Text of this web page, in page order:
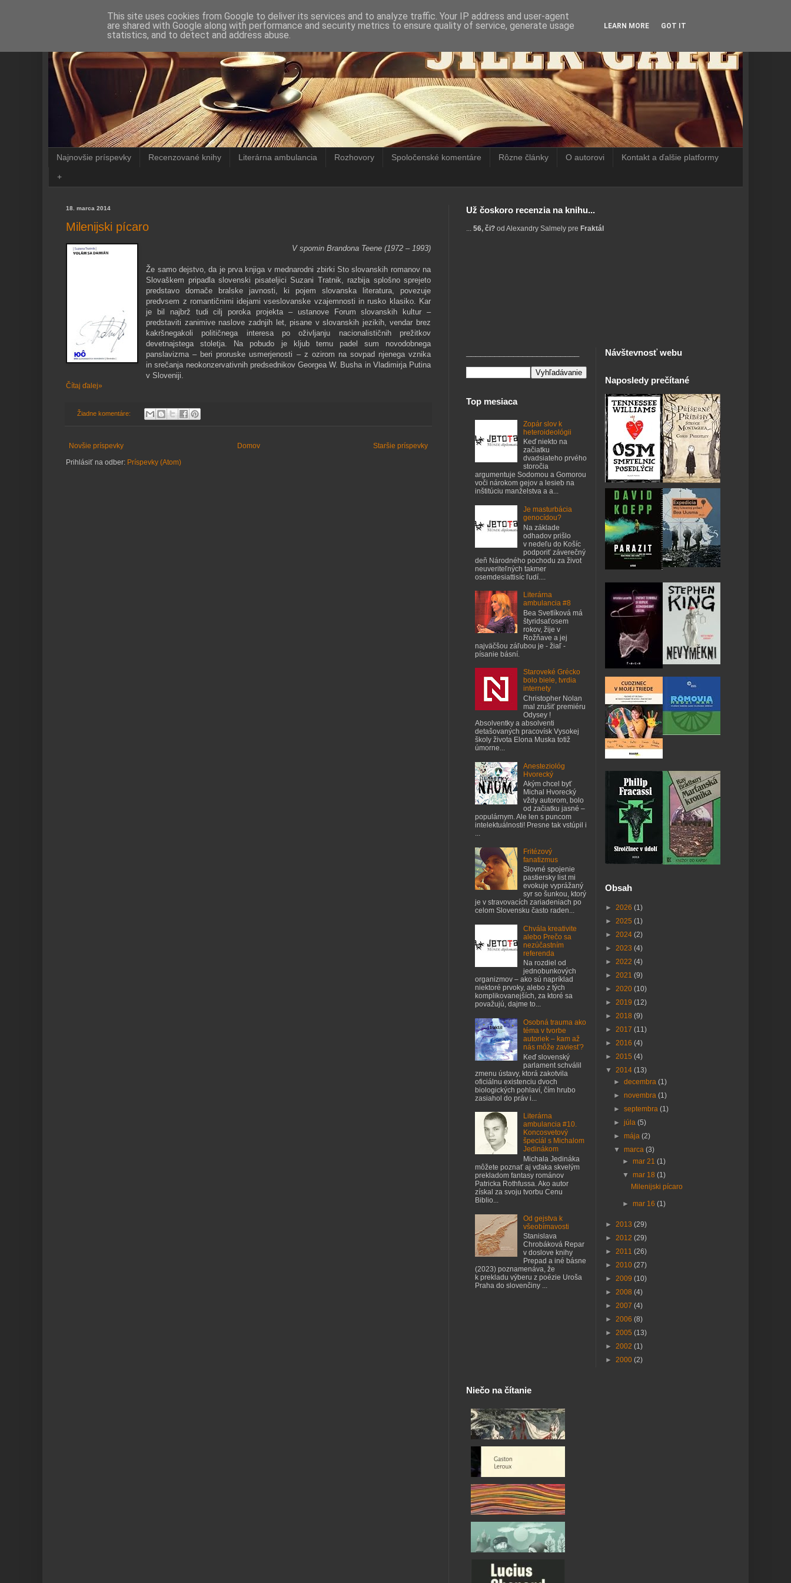
Najnovšie príspevky Recenzované knihy Literárna ambulancia Rozhovory Spoločenské komentáre Rôzne články O autorovi Kontakt a ďalšie platformy
+
18. marca 2014
Milenijski pícaro
V spomin Brandona Teene (1972 – 1993)
Že samo dejstvo, da je prva knjiga v mednarodni zbirki Sto slovanskih romanov na
Slovaškem pripadla slovenski pisateljici Suzani Tratnik, razbija splošno sprejeto
predstavo domače bralske javnosti, ki pojem slovanska literatura, povezuje
predvsem z romantičnimi idejami vseslovanske vzajemnosti in rusko klasiko. Kar
je bil najbrž tudi cilj poroka projekta – ustanove Forum slovanskih kultur –
predstaviti zanimive naslove zadnjih let, pisane v slovanskih jezikih, vendar brez
kakršnegakoli političnega interesa po oživljanju nacionalističnih prežitkov
devetnajstega stoletja. Na pobudo je kljub temu padel sum novodobnega
panslavizma – beri proruske usmerjenosti – z ozirom na sovpad njenega vznika
in srečanja neokonzervativnih predsednikov Georgea W. Busha in Vladimirja Putina
v Sloveniji.
Čítaj ďalej»
Žiadne komentáre:
Novšie príspevky Staršie príspevky
Domov
Prihlásiť na odber: Príspevky (Atom)
Už čoskoro recenzia na knihu...
56, či? od Alexandry Salmely pre Fraktál
Top mesiaca
Zopár slov k
heteroideológii
Keď niekto na
začiatku
dvadsiateho prvého
storočia
argumentuje Sodomou a Gomorou
voči nárokom gejov a lesieb na
inštitúciu manželstva a a...
Je masturbácia
genocídou?
Na základe
odhadov prišlo
v nedeľu do Košíc
podporiť záverečný
deň Národného pochodu za život
neuveriteľných takmer
osemdesiattisíc ľudí....
Literárna
ambulancia #8
Bea Svetlíková má
štyridsaťosem
rokov, žije v
Rožňave a jej
najväčšou záľubou je - žiaľ -
písanie básní.
Staroveké Grécko
bolo biele, tvrdia
internety
Christopher Nolan
mal zrušiť premiéru
Odysey !
Absolventky a absolventi
detašovaných pracovísk Vysokej
školy života Elona Muska totiž
úmorne...
Anesteziológ
Hvorecký
Akým chcel byť
Michal Hvorecký
vždy autorom, bolo
od začiatku jasné –
populárnym. Ale len s puncom
intelektuálnosti! Presne tak vstúpil i
...
Fritézový
fanatizmus
Slovné spojenie
pastiersky list mi
evokuje vyprážaný
syr so šunkou, ktorý
je v stravovacích zariadeniach po
celom Slovensku často raden...
Chvála kreativite
alebo Prečo sa
nezúčastním
referenda
Na rozdiel od
jednobunkových
organizmov – ako sú napríklad
niektoré prvoky, alebo z tých
komplikovanejších, za ktoré sa
považujú, dajme to...
Osobná trauma ako
téma v tvorbe
autoriek – kam až
nás môže zaviesť?
Keď slovenský
parlament schválil
zmenu ústavy, ktorá zakotvila
oficiálnu existenciu dvoch
biologických pohlaví, čím hrubo
zasiahol do práv i...
Literárna
ambulancia #10.
Koncosvetový
špeciál s Michalom
Jedinákom
Michala Jedináka
môžete poznať aj vďaka skvelým
prekladom fantasy románov
Patricka Rothfussa. Ako autor
získal za svoju tvorbu Cenu
Biblio...
Od gejstva k
všeobímavosti
Stanislava
Chrobáková Repar
v doslove knihy
Prepad a iné básne
(2023) poznamenáva, že
k prekladu výberu z poézie Uroša
Praha do slovenčiny ...
Návštevnosť webu
Naposledy prečítané
Obsah
► 2026 (1)
► 2025 (1)
► 2024 (2)
► 2023 (4)
► 2022 (4)
► 2021 (9)
► 2020 (10)
► 2019 (12)
► 2018 (9)
► 2017 (11)
► 2016 (4)
► 2015 (4)
▼ 2014 (13)
►decembra(1)
►novembra(1)
►septembra(1)
►júla(5)
►mája(2)
▼marca(3)
► mar 21 (1)
▼ mar 18 (1)
Milenijski pícaro
► mar 16 (1)
► 2013 (29)
► 2012 (29)
► 2011 (26)
► 2010 (27)
► 2009 (10)
► 2008 (4)
► 2007 (4)
► 2006 (8)
► 2005 (13)
► 2002 (1)
► 2000 (2)
Niečo na čítanie
This site uses cookies from Google to deliver its services and to analyze traffic. Your IP address and user-agent
are shared with Google along with performance and security metrics to ensure quality of service, generate usage
statistics, and to detect and address abuse.
LEARN MORE GOT IT